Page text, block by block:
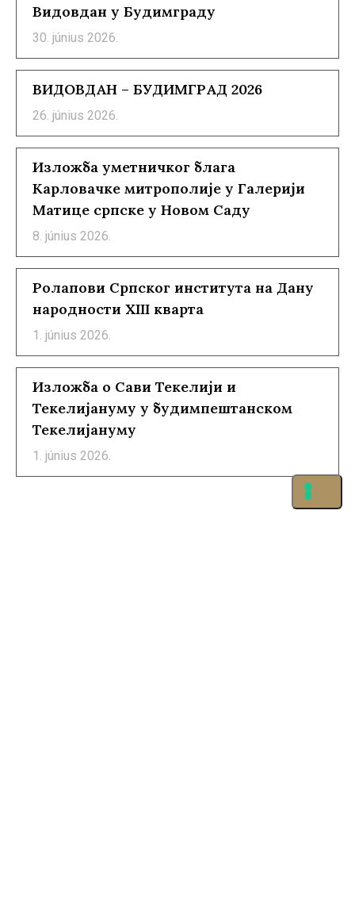
Видовдан у Будимграду
30. június 2026.
ВИДОВДАН – БУДИМГРАД 2026
26. június 2026.
Изложба уметничког блага
Карловачке митрополије у Галерији
Матице српске у Новом Саду
8. június 2026.
Ролапови Српског института на Дану
народности XIII кварта
1. június 2026.
Изложба о Сави Текелији и
Текелијануму у будимпештанском
Текелијануму
1. június 2026.